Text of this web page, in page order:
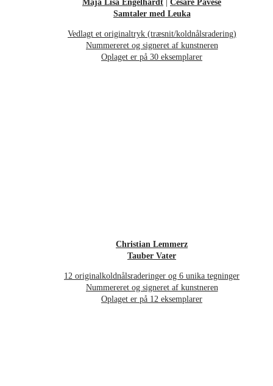
Maja Lisa Engelhardt
Cesare Pavese
Samtaler med Leuka
Vedlagt et originaltryk (træsnit/koldnålsradering)
Nummereret og signeret af kunstneren
Oplaget er på 30 eksemplarer
Christian Lemmerz
Tauber Vater
12 originalkoldnålsraderinger og 6 unika tegninger
Nummereret og signeret af kunstneren
Oplaget er på 12 eksemplarer